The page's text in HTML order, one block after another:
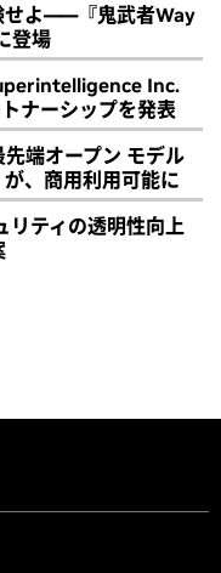
せよ――『鬼武者Way
登場
Inc.
ナーシップを発表
端オープン モデル
、商用利用可能に
リティの透明性向上